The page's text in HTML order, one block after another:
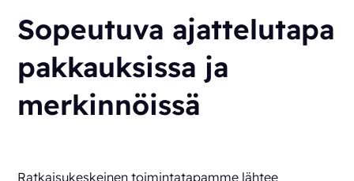
Sopeutuva ajattelutapa
pakkauksissa ja
merkinnöissä
Ratkaisukeskeinen toimintatapamme lähtee